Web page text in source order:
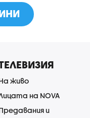
живо
на NOVA
и